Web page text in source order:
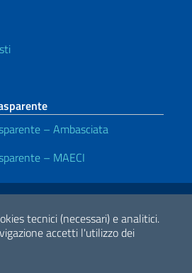
tecnici (necessari) e analitici.
accetti l'utilizzo dei
– Ambasciata
– MAECI